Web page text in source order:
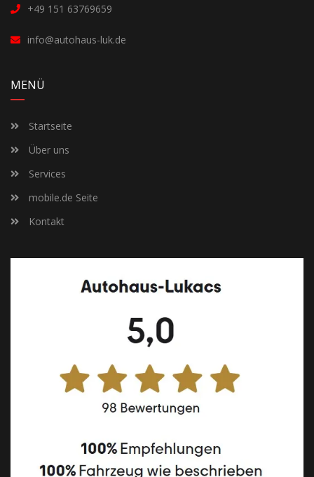
+49 151 63769659
info@autohaus-luk.de
MENÜ
Startseite
Über uns
Services
mobile.de Seite
Kontakt